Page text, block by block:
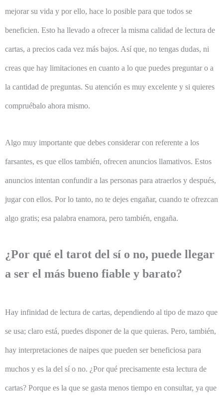
mejorar su vida y por ello, hace lo posible para que todos se
beneficien. Esto ha llevado a ofrecer la misma calidad de lectura de
cartas, a precios cada vez más bajos. Así que, no tengas dudas, ni
creas que hay limitaciones en cuanto a lo que puedes preguntar o a
la cantidad de preguntas. Su atención es muy excelente y si quieres
compruébalo ahora mismo.
Algo muy importante que debes considerar con referente a los
farsantes, es que ellos también, ofrecen anuncios llamativos. Estos
anuncios intentan confundir a las personas para atraerlos y después,
jugar con ellos. Por lo tanto, no te dejes engañar, cuando te ofrezcan
algo gratis; esa palabra enamora, pero también, engaña.
¿Por qué el tarot del sí o no, puede llegar
a ser el más bueno fiable y barato?
Hay infinidad de lectura de cartas, dependiendo al tipo de mazo que
se usa; claro está, puedes disponer de la que quieras. Pero, también,
hay interpretaciones de naipes que pueden ser beneficiosa para
muchos y es la del sí o no. ¿Por qué precisamente esta lectura de
cartas? Porque es la que se gasta menos tiempo en consultar, ya que